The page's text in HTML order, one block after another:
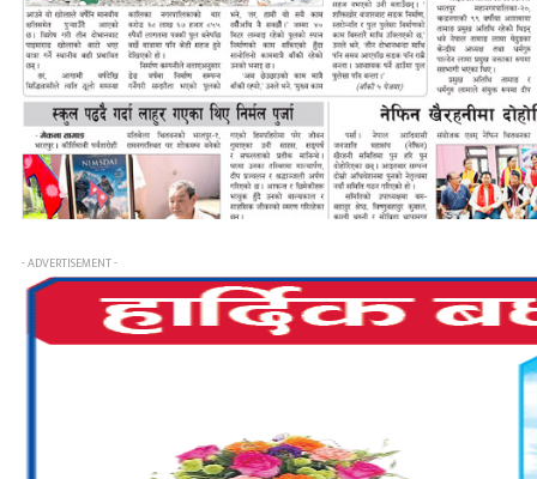
- ADVERTISEMENT -